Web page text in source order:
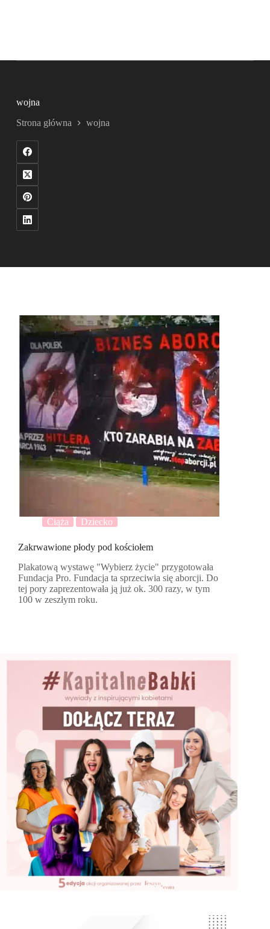
wojna
Strona główna wojna
Ciąża Dziecko
Zakrwawione płody pod kościołem
Plakatową wystawę "Wybierz życie" przygotowała
Fundacja Pro. Fundacja ta sprzeciwia się aborcji. Do
tej pory zaprezentowała ją już ok. 300 razy, w tym
100 w zeszłym roku.